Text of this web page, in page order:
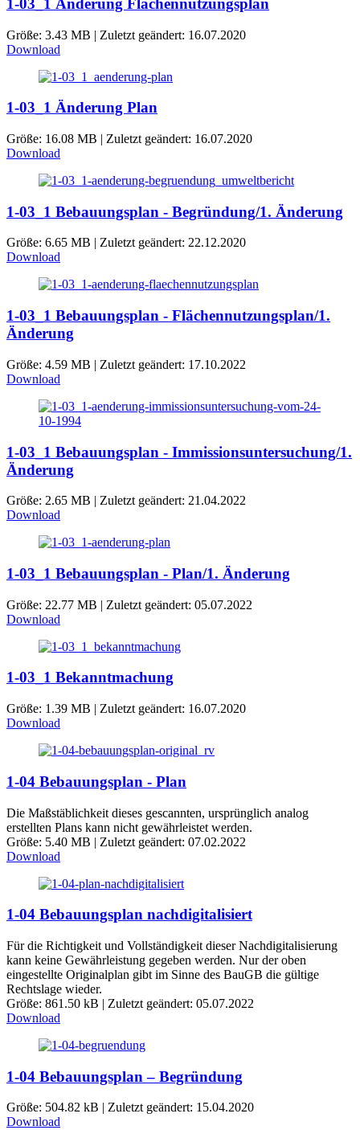
1-03_1 Änderung Flächennutzungsplan
Größe: 3.43 MB | Zuletzt geändert: 16.07.2020
Download
1-03_1 Änderung Plan
Größe: 16.08 MB | Zuletzt geändert: 16.07.2020
Download
1-03_1 Bebauungsplan - Begründung/1. Änderung
Größe: 6.65 MB | Zuletzt geändert: 22.12.2020
Download
1-03_1 Bebauungsplan - Flächennutzungsplan/1.
Änderung
Größe: 4.59 MB | Zuletzt geändert: 17.10.2022
Download
1-03_1 Bebauungsplan - Immissionsuntersuchung/1.
Änderung
Größe: 2.65 MB | Zuletzt geändert: 21.04.2022
Download
1-03_1 Bebauungsplan - Plan/1. Änderung
Größe: 22.77 MB | Zuletzt geändert: 05.07.2022
Download
1-03_1 Bekanntmachung
Größe: 1.39 MB | Zuletzt geändert: 16.07.2020
Download
1-04 Bebauungsplan - Plan
Die Maßstäblichkeit dieses gescannten, ursprünglich analog
erstellten Plans kann nicht gewährleistet werden.
Größe: 5.40 MB | Zuletzt geändert: 07.02.2022
Download
1-04 Bebauungsplan nachdigitalisiert
Für die Richtigkeit und Vollständigkeit dieser Nachdigitalisierung
kann keine Gewährleistung gegeben werden. Nur der oben
eingestellte Originalplan gibt im Sinne des BauGB die gültige
Rechtslage wieder.
Größe: 861.50 kB | Zuletzt geändert: 05.07.2022
Download
1-04 Bebauungsplan – Begründung
Größe: 504.82 kB | Zuletzt geändert: 15.04.2020
Download